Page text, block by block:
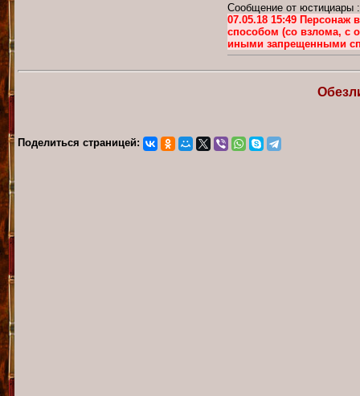
Сообщение от юстициары :
07.05.18 15:49 Персонаж
способом (со взлома, с
иными запрещенными
Поделиться страницей: